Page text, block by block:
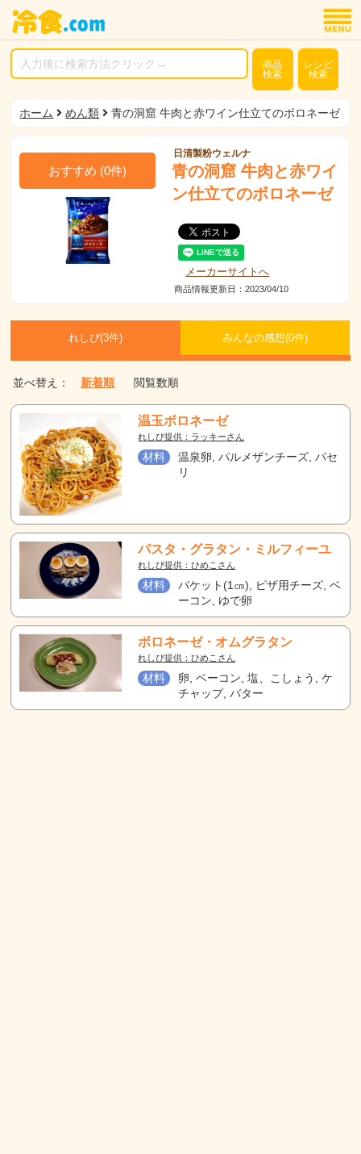
商品
検索
レシピ
検索
ホーム めん類 青の洞窟 牛肉と赤ワイン仕立てのボロネーゼ
おすすめ (0件)
日清製粉ウェルナ
青の洞窟 牛肉と赤ワイ
ン仕立てのボロネーゼ
メーカーサイトへ
商品情報更新日：2023/04/10
れしぴ(3件) みんなの感想(0件)
並べ替え： 新着順 閲覧数順
温玉ボロネーゼ
れしぴ提供：ラッキーさん
材料
温泉卵, パルメザンチーズ, パセ
リ
パスタ・グラタン・ミルフィーユ
れしぴ提供：ひめこさん
材料
バケット(1㎝), ピザ用チーズ, ベ
ーコン, ゆで卵
ボロネーゼ・オムグラタン
れしぴ提供：ひめこさん
材料
卵, ベーコン, 塩、こしょう, ケ
チャップ, バター